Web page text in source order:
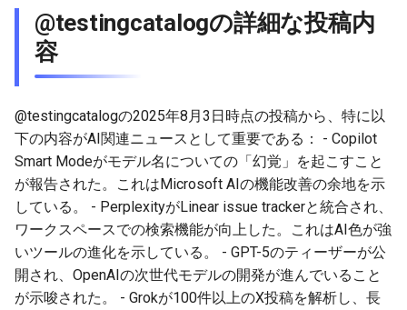
2026-04-10
2026-04-07
2026-04-06
2026-04-05
2026-04-04
2025-09-25
2025-09-22
2025-09-21
2025-09-17
2025-09-16
2026-04-10
2026-04-09
2026-04-07
2026-04-06
2026-04-05
2026-04-04
2026-04-07
2026-04-04
2026-04-03
2026-04-02
2026-04-01
2025-09-25
2025-09-22
2025-09-21
2025-09-21-week
2025-09-20
2026-04-06
2026-04-03
2026-04-02
2026-04-01
2026-03-31
2025-09-25
2025-09-22
2025-09-21
2025-09-20
@testingcatalogの詳細な投稿内
容
@testingcatalogの2025年8月3日時点の投稿から、特に以
下の内容がAI関連ニュースとして重要である： - Copilot
Smart Modeがモデル名についての「幻覚」を起こすこと
が報告された。これはMicrosoft AIの機能改善の余地を示
している。 - PerplexityがLinear issue trackerと統合され、
ワークスペースでの検索機能が向上した。これはAI色が強
いツールの進化を示している。 - GPT-5のティーザーが公
開され、OpenAIの次世代モデルの開発が進んでいること
が示唆された。 - Grokが100件以上のX投稿を解析し、長